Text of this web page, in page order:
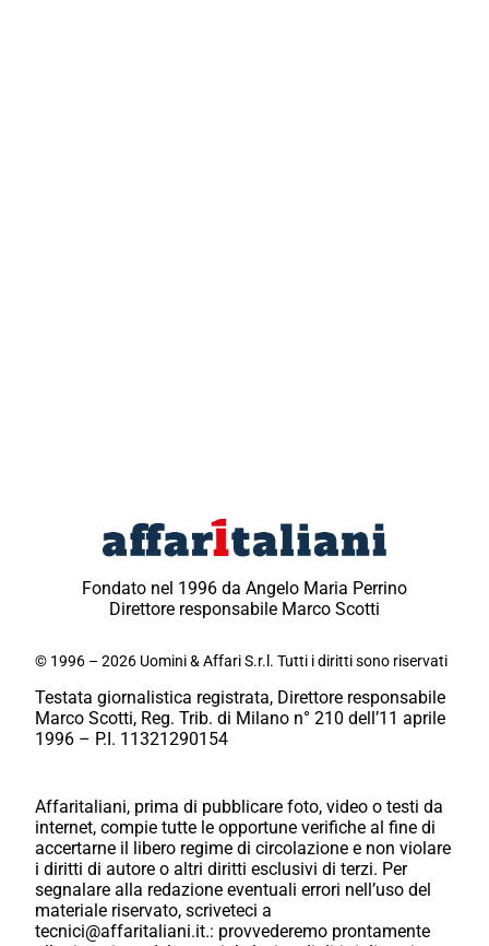
Fondato nel 1996 da Angelo Maria Perrino
Direttore responsabile Marco Scotti
© 1996 – 2026 Uomini & Affari S.r.l. Tutti i diritti sono riservati
Testata giornalistica registrata, Direttore responsabile
Marco Scotti, Reg. Trib. di Milano n° 210 dell’11 aprile
1996 – P.I. 11321290154
Affaritaliani, prima di pubblicare foto, video o testi da
internet, compie tutte le opportune verifiche al fine di
accertarne il libero regime di circolazione e non violare
i diritti di autore o altri diritti esclusivi di terzi. Per
segnalare alla redazione eventuali errori nell’uso del
materiale riservato, scriveteci a
tecnici@affaritaliani.it.: provvederemo prontamente